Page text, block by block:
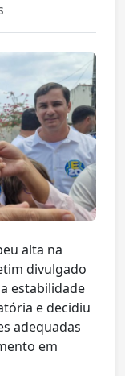
alta na
divulgado
estabilidade
e decidiu
adequadas
em